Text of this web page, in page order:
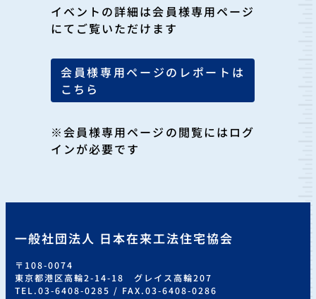
イベントの詳細は会員様専用ページ
にてご覧いただけます
会員様専用ページのレポートは
こちら
※会員様専用ページの閲覧にはログ
インが必要です
一般社団法人 日本在来工法住宅協会
〒108-0074
東京都港区高輪2-14-18 グレイス高輪207
TEL.03-6408-0285 / FAX.03-6408-0286